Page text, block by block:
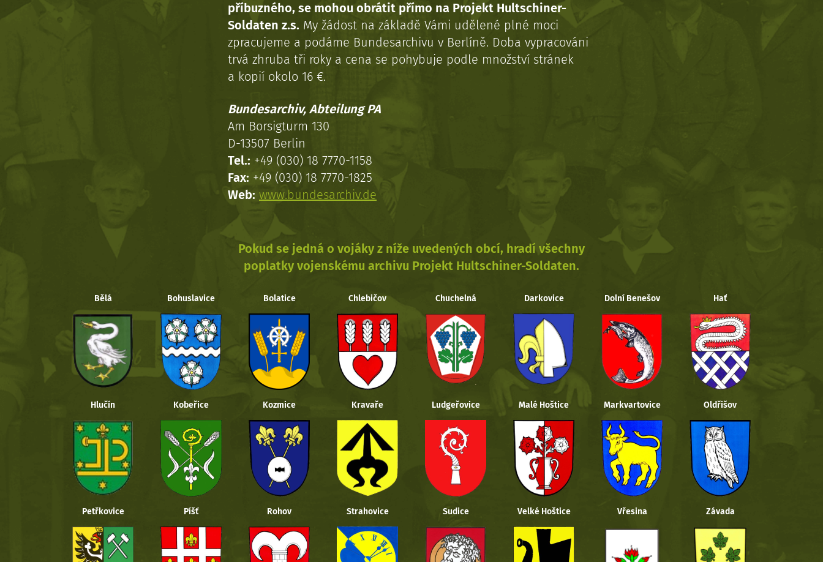
příbuzného, se mohou obrátit přímo na Projekt Hultschiner-
Soldaten z.s. My žádost na základě Vámi udělené plné moci
zpracujeme a podáme Bundesarchivu v Berlíně. Doba vypracováni
trvá zhruba tři roky a cena se pohybuje podle množství stránek
a kopií okolo 16 €.
Bundesarchiv, Abteilung PA
Am Borsigturm 130
D-13507 Berlin
Tel.: +49 (030) 18 7770-1158
Fax: +49 (030) 18 7770-1825
Web: www.bundesarchiv.de
Pokud se jedná o vojáky z níže uvedených obcí, hradí všechny
poplatky vojenskému archivu Projekt Hultschiner-Soldaten.
Bělá Bohuslavice Bolatice Chlebičov Chuchelná Darkovice Dolní Benešov Hať
Hlučín Kobeřice Kozmice Kravaře Ludgeřovice Malé Hoštice Markvartovice Oldřišov
Petřkovice Píšť Rohov Strahovice Sudice Velké Hoštice Vřesina Závada